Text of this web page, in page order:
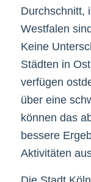
Durchschnitt,
Westfalen
Keine
Städten in
verfügen
über eine
können das
bessere
Aktivitäten